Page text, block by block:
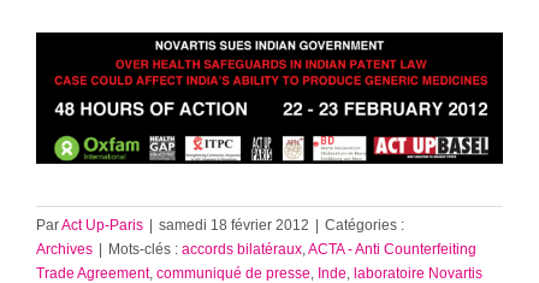
ParAct Up-Paris | samedi 18 février 2012 | Catégories :
Archives | Mots-clés : accords bilatéraux ACTA - Anti Counterfeiting
Trade Agreement, communiqué de presse Inde laboratoire Novartis